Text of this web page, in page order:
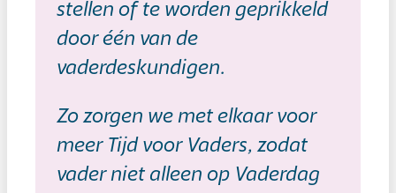
stellen of te worden geprikkeld
door één van de
vaderdeskundigen.
Zo zorgen we met elkaar voor
meer Tijd voor Vaders, zodat
vader niet alleen op Vaderdag